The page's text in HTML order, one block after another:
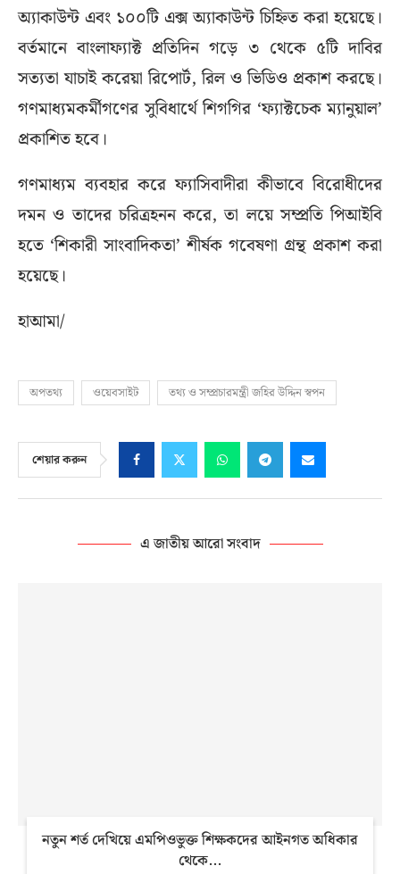
অ্যাকাউন্ট এবং ১০০টি এক্স অ্যাকাউন্ট চিহ্নিত করা হয়েছে।
বর্তমানে বাংলাফ্যাক্ট প্রতিদিন গড়ে ৩ থেকে ৫টি দাবির
সত্যতা যাচাই করেয়া রিপোর্ট, রিল ও ভিডিও প্রকাশ করছে।
গণমাধ্যমকর্মীগণের সুবিধার্থে শিগগির ‘ফ্যাক্টচেক ম্যানুয়াল’
প্রকাশিত হবে।
গণমাধ্যম ব্যবহার করে ফ্যাসিবাদীরা কীভাবে বিরোধীদের
দমন ও তাদের চরিত্রহনন করে, তা লয়ে সম্প্রতি পিআইবি
হতে ‘শিকারী সাংবাদিকতা’ শীর্ষক গবেষণা গ্রন্থ প্রকাশ করা
হয়েছে।
হাআমা/
অপতথ্য ওয়েবসাইট তথ্য ও সম্প্রচারমন্ত্রী জহির উদ্দিন স্বপন
শেয়ার করুন
এ জাতীয় আরো সংবাদ
নতুন শর্ত দেখিয়ে এমপিওভুক্ত শিক্ষকদের আইনগত অধিকার
থেকে...